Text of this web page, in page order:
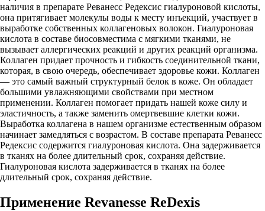
наличия в препарате Реванесс Редексис гиалуроновой кислоты,
она притягивает молекулы воды к месту инъекций, участвует в
выработке собственных коллагеновых волокон. Гиалуроновая
кислота в составе биосовместима с мягкими тканями, не
вызывает аллергических реакций и других реакций организма.
Коллаген придает прочность и гибкость соединительной ткани,
которая, в свою очередь, обеспечивает здоровье кожи. Коллаген
— это самый важный структурный белок в коже. Он обладает
большими увлажняющими свойствами при местном
применении. Коллаген помогает придать нашей коже силу и
эластичность, а также заменить омертвевшие клетки кожи.
Выработка коллагена в нашем организме естественным образом
начинает замедляться с возрастом. В составе препарата Реванесс
Редексис содержится гиалуроновая кислота. Она задерживается
в тканях на более длительный срок, сохраняя действие.
Гиалуроновая кислота задерживается в тканях на более
длительный срок, сохраняя действие.
Применение Revanesse ReDexis